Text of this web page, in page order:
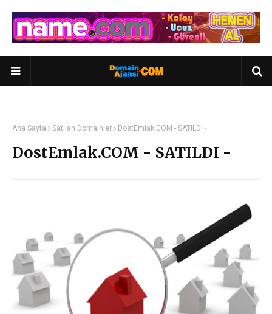
Ana Sayfa Satılan Domainler DostEmlak.COM - SATILDI -
DostEmlak.COM - SATILDI -